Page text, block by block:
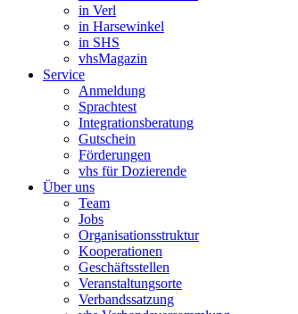
in Verl
in Harsewinkel
in SHS
vhsMagazin
Service
Anmeldung
Sprachtest
Integrationsberatung
Gutschein
Förderungen
vhs für Dozierende
Über uns
Team
Jobs
Organisationsstruktur
Kooperationen
Geschäftsstellen
Veranstaltungsorte
Verbandssatzung